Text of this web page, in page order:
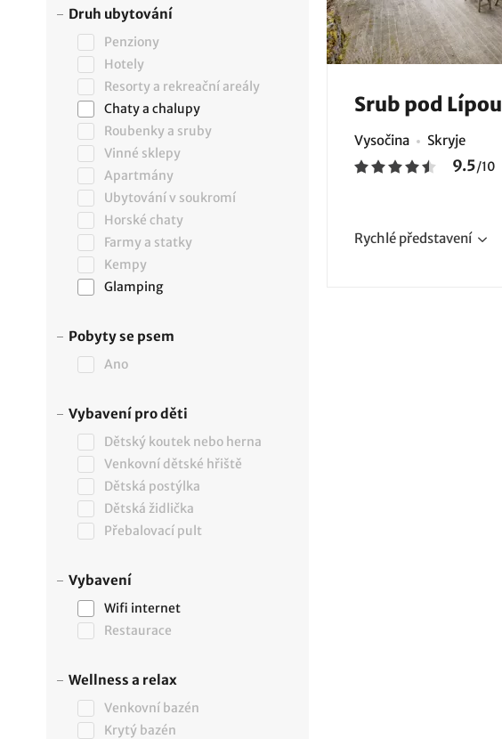
Druh ubytování
Penziony
Hotely
Resorty a rekreační areály
Chaty a chalupy
Roubenky a sruby
Vinné sklepy
Apartmány
Ubytování v soukromí
Horské chaty
Farmy a statky
Kempy
Glamping
Pobyty se psem
Ano
Vybavení pro děti
Dětský koutek nebo herna
Venkovní dětské hřiště
Dětská postýlka
Dětská židlička
Přebalovací pult
Vybavení
Wifi internet
Restaurace
Wellness a relax
Venkovní bazén
Krytý bazén
Srub pod Lípou
Vysočina Skryje
9.5/10
Rychlé představení